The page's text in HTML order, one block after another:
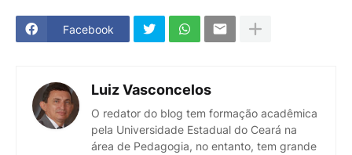
Facebook
Luiz Vasconcelos
O redator do blog tem formação acadêmica
pela Universidade Estadual do Ceará na
área de Pedagogia, no entanto, tem grande